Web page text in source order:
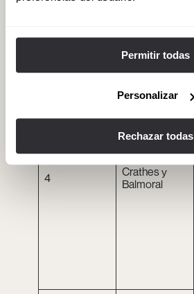
Permitir todas
Personalizar
Rechazar todas
4
Crathes y
Balmoral